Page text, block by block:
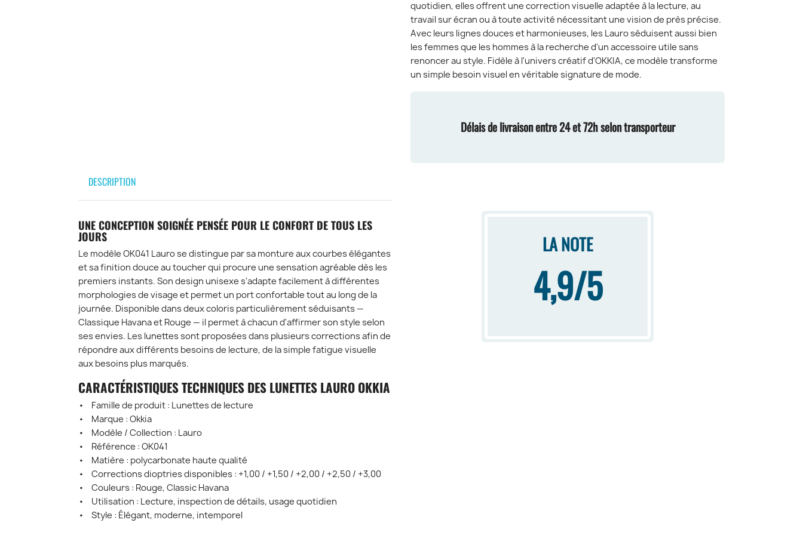
quotidien, elles offrent une correction visuelle adaptée à la lecture, au
travail sur écran ou à toute activité nécessitant une vision de près précise.
Avec leurs lignes douces et harmonieuses, les Lauro séduisent aussi bien
les femmes que les hommes à la recherche d'un accessoire utile sans
renoncer au style. Fidèle à l'univers créatif d'OKKIA, ce modèle transforme
un simple besoin visuel en véritable signature de mode.
Délais de livraison entre 24 et 72h selon transporteur
DESCRIPTION
UNE CONCEPTION SOIGNÉE PENSÉE POUR LE CONFORT DE TOUS LES
JOURS
Le modèle OK041 Lauro se distingue par sa monture aux courbes élégantes
et sa finition douce au toucher qui procure une sensation agréable dès les
premiers instants. Son design unisexe s'adapte facilement à différentes
morphologies de visage et permet un port confortable tout au long de la
journée. Disponible dans deux coloris particulièrement séduisants —
Classique Havana et Rouge — il permet à chacun d'affirmer son style selon
ses envies. Les lunettes sont proposées dans plusieurs corrections afin de
répondre aux différents besoins de lecture, de la simple fatigue visuelle
aux besoins plus marqués.
CARACTÉRISTIQUES TECHNIQUES DES LUNETTES LAURO OKKIA
• Famille de produit : Lunettes de lecture
• Marque : Okkia
• Modèle / Collection : Lauro
• Référence : OK041
• Matière : polycarbonate haute qualité
• Corrections dioptries disponibles : +1,00 / +1,50 / +2,00 / +2,50 / +3,00
• Couleurs : Rouge, Classic Havana
• Utilisation : Lecture, inspection de détails, usage quotidien
• Style : Élégant, moderne, intemporel
LA NOTE
4,9/5